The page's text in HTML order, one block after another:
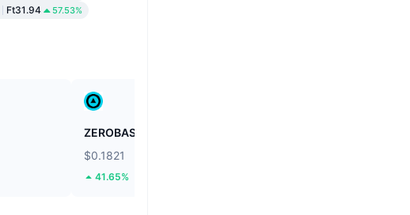
Ft31.94 57.53%
ZEROBASE
$0.1821
41.65%